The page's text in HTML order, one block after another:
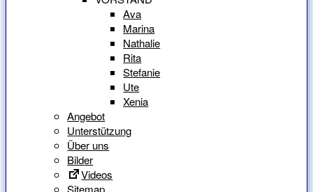
Ava
Marina
Nathalie
Rita
Stefanie
Ute
Xenia
Angebot
Unterstützung
Über uns
Bilder
Videos
Sitemap